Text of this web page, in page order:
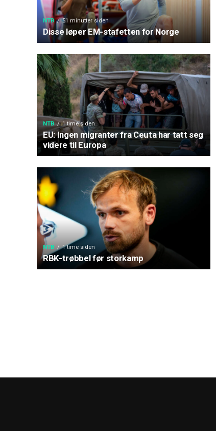
NTB 51 minutter siden
Disse løper EM-stafetten for Norge
NTB 1 time siden
EU: Ingen migranter fra Ceuta har tatt seg
videre til Europa
NTB 1 time siden
RBK-trøbbel før storkamp